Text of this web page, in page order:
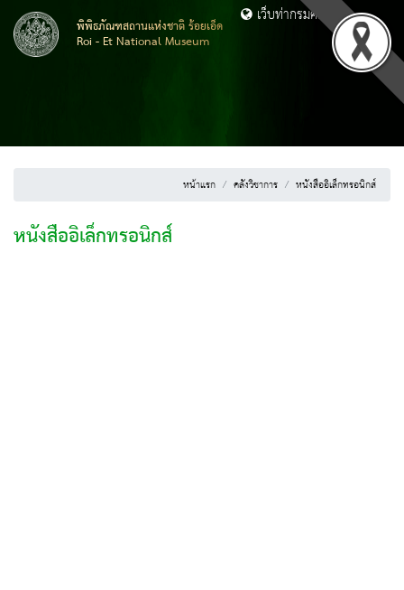
พิพิธภัณฑสถานแห่งชาติ ร้อยเอ็ด
Roi - Et National Museum
เว็บท่ากรมศิลปากร
หน้าแรก คลังวิชาการ หนังสืออิเล็กทรอนิกส์
หนังสืออิเล็กทรอนิกส์